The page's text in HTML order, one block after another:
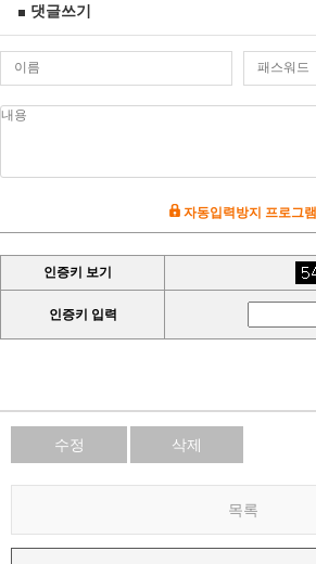
댓글쓰기
자동입력방지 프로그램
인증키 보기
인증키 입력
수정 삭제
목록